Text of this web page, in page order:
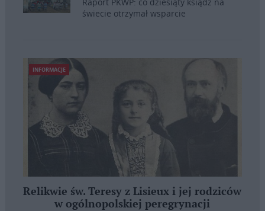
świecie otrzymał wsparcie
INFORMACJE
Relikwie św. Teresy z Lisieux i jej rodziców
w ogólnopolskiej peregrynacji